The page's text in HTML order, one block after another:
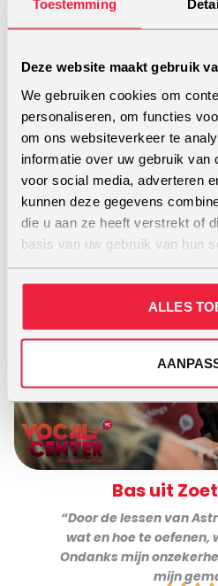
Toestemming
Deze website maakt gebruik
We gebruiken cookies om
personaliseren, om functies
om ons websiteverkeer te
informatie over uw gebruik van
voor social media, adverteren
kunnen deze gegevens
die u aan ze heeft verstrekt of
basis van uw gebruik van hun
ALLES
Carin, Sint-
“We hebben een
gehad. Onze doelen
voelden ons veilig
Bas uit
“Door de lessen van
wat en hoe te
Ondanks mijn
mijn